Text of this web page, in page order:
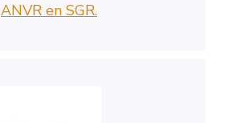
ANVR en SGR.